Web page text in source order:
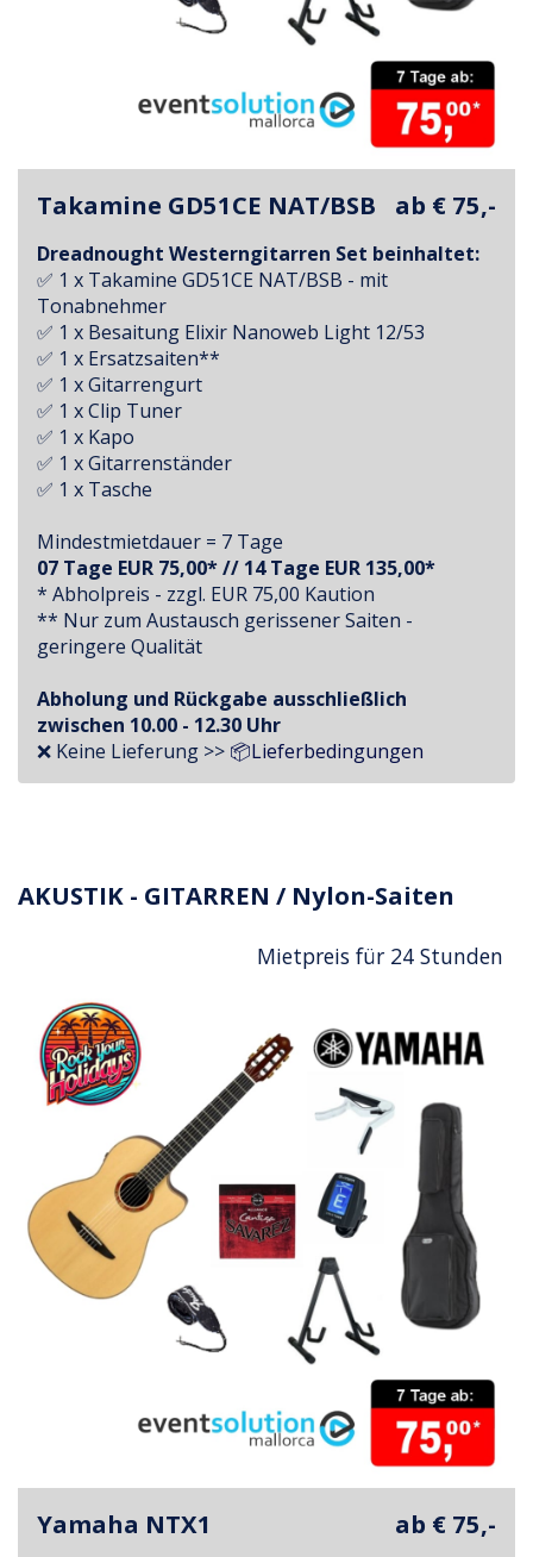
Takamine GD51CE NAT/BSB ab € 75,-
Dreadnought Westerngitarren Set beinhaltet:
✅ 1 x Takamine GD51CE NAT/BSB - mit
Tonabnehmer
✅ 1 x Besaitung Elixir Nanoweb Light 12/53
✅ 1 x Ersatzsaiten**
✅ 1 x Gitarrengurt
✅ 1 x Clip Tuner
✅ 1 x Kapo
✅ 1 x Gitarrenständer
✅ 1 x Tasche
Mindestmietdauer = 7 Tage
07 Tage EUR 75,00* // 14 Tage EUR 135,00*
* Abholpreis - zzgl. EUR 75,00 Kaution
** Nur zum Austausch gerissener Saiten -
geringere Qualität
Abholung und Rückgabe ausschließlich
zwischen 10.00 - 12.30 Uhr
❌ Keine Lieferung >> 📦Lieferbedingungen
AKUSTIK - GITARREN / Nylon-Saiten
Mietpreis für 24 Stunden
Yamaha NTX1 ab € 75,-